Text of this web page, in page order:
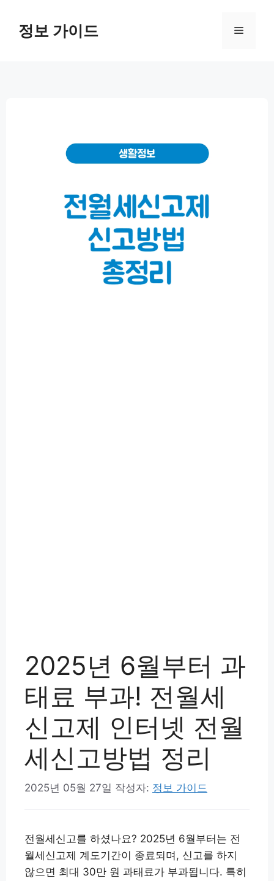
정보 가이드 메
2025년 6월부터 과
태료 부과! 전월세
신고제 인터넷 전월
세신고방법 정리
2025년 05월 27일 작성자: 정보 가이드
전월세신고를 하셨나요? 2025년 6월부터는 전
월세신고제 계도기간이 종료되며, 신고를 하지
않으면 최대 30만 원 과태료가 부과됩니다. 특히